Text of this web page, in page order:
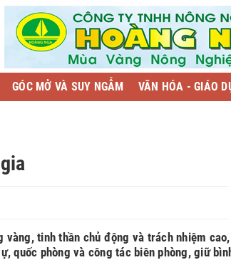
GÓC MỞ VÀ SUY NGẪM VĂN HÓA - GIÁO
tinh thần chủ động và trách nhiệm cao,
quốc phòng và công tác biên phòng, giữ